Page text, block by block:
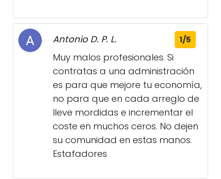
Antonio D. P. L. 1/5
Muy malos profesionales. Si
contratas a una administración
es para que mejore tu economía,
no para que en cada arreglo de
lleve mordidas e incrementar el
coste en muchos ceros. No dejen
su comunidad en estas manos.
Estafadores